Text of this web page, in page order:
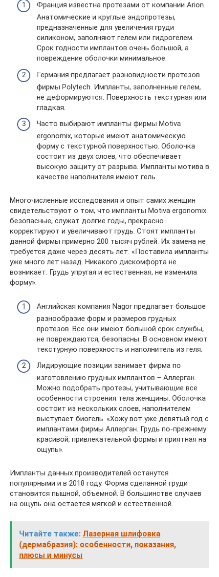
Франция известна протезами от компании Arion.
Анатомические и круглые эндопротезы,
предназначенные для увеличения груди
силиконом, заполняют гелем или гидрогелем.
Срок годности имплантов очень большой, а
повреждение оболочки минимальное.
Германия предлагает разновидности протезов
фирмы Polytech. Импланты, заполненные гелем,
не деформируются. Поверхность текстурная или
гладкая.
Часто выбирают импланты фирмы Motiva
ergonomix, которые имеют анатомическую
форму с текстурной поверхностью. Оболочка
состоит из двух слоев, что обеспечивает
высокую защиту от разрыва. Импланты мотива в
качестве наполнителя имеют гель.
Многочисленные исследования и опыт самих женщин
свидетельствуют о том, что импланты Motiva ergonomix
безопасные, служат долгие годы, прекрасно
корректируют и увеличивают грудь. Стоят импланты
данной фирмы примерно 200 тысяч рублей. Их замена не
требуется даже через десять лет. «Поставила импланты
уже много лет назад. Никакого дискомфорта не
возникает. Грудь упругая и естественная, не изменила
форму».
Английская компания Nagor предлагает большое
разнообразие форм и размеров грудных
протезов. Все они имеют большой срок службы,
не повреждаются, безопасны. В основном имеют
текстурную поверхность и наполнитель из геля.
Лидирующие позиции занимает фирма по
изготовлению грудных имплантов – Аллерган.
Можно подобрать протезы, учитывающие все
особенности строения тела женщины. Оболочка
состоит из нескольких слоев, наполнителем
выступает биогель. «Хожу вот уже девятый год с
имплантами фирмы Аллерган. Грудь по-прежнему
красивой, привлекательной формы и приятная на
ощупь».
Импланты данных производителей останутся
популярными и в 2018 году. Форма сделанной груди
становится пышной, объемной. В большинстве случаев
на ощупь она остается мягкой и естественной.
Читайте также: Лазерная шлифовка
(дермабразия): особенности, показания,
плюсы и минусы